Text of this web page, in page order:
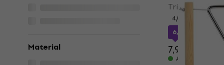
Material
Triangel
4/5
6,27 €
mit
7,99 €
Auf Lager